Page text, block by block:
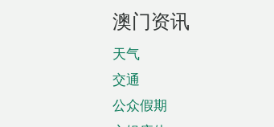
澳门资讯
天气
交通
公众假期